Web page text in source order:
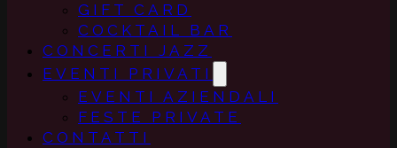
GIFT CARD
COCKTAIL BAR
CONCERTI JAZZ
EVENTI PRIVATI
EVENTI AZIENDALI
FESTE PRIVATE
CONTATTI